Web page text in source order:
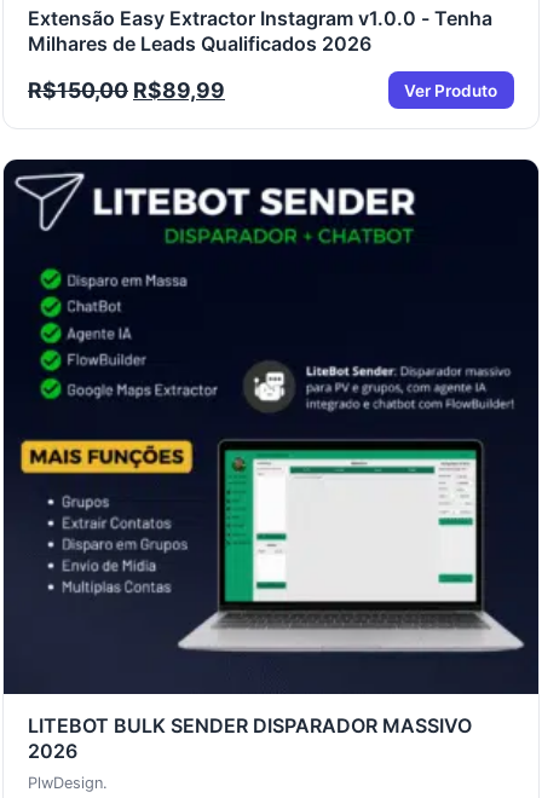
Extensão Easy Extractor Instagram v1.0.0 - Tenha
Milhares de Leads Qualificados 2026
R$150,00 R$89,99 Ver Produto
LITEBOT BULK SENDER DISPARADOR MASSIVO
2026
PlwDesign.